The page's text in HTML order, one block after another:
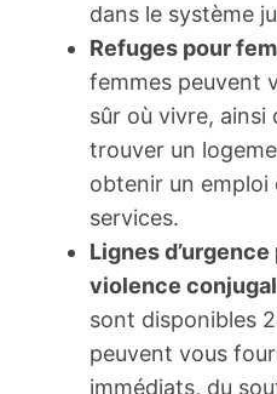
dans le système
Refuges pour
femmes peuvent
sûr où vivre, ainsi
trouver un
obtenir un emploi
services.
Lignes
violence
sont disponibles
peuvent vous
immédiats, du